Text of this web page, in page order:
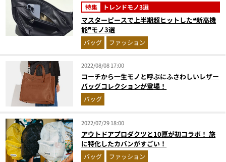
特集 トレンドモノ3選
マスターピースで上半期超ヒットした❝新高機
能❞モノ3選
バッグ ファッション
2022/08/08 17:00
コーチから一生モノと呼ぶにふさわしいレザー
バッグコレクションが登場！
バッグ
2022/07/29 18:00
アウトドアプロダクツと10匣が初コラボ！ 旅
に特化したカバンがすごい！
バッグ ファッション